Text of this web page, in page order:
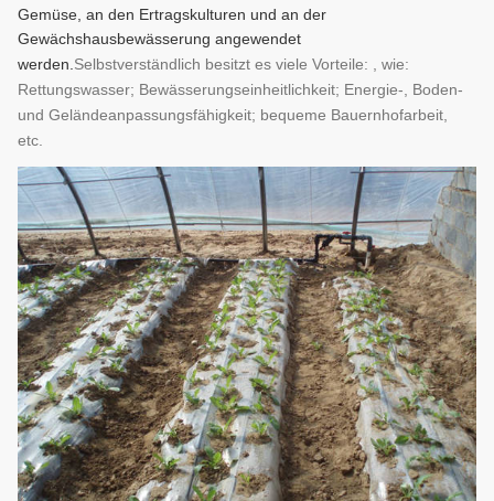
Gemüse, an den Ertragskulturen und an der
Gewächshausbewässerung angewendet
werden. Selbstverständlich besitzt es viele Vorteile: , wie:
Rettungswasser; Bewässerungseinheitlichkeit; Energie-, Boden-
und Geländeanpassungsfähigkeit; bequeme Bauernhofarbeit,
etc.